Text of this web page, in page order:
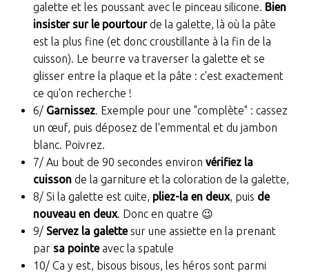
galette et les poussant avec le pinceau silicone. Bien
insister sur le pourtourde la galette, là où la pâte
est la plus fine (et donc croustillante à la fin de la
cuisson). Le beurre va traverser la galette et se
glisser entre la plaque et la pâte : c'est exactement
ce qu'on recherche !
6/ Garnissez. Exemple pour une "complète" : cassez
un œuf, puis déposez de l'emmental et du jambon
blanc. Poivrez.
7/ Au bout de 90 secondes environ vérifiez la
cuissonde la garniture et la coloration de la galette,
8/ Si la galette est cuite, pliez-la en deux, puis de
nouveau en deux. Donc en quatre 😉
9/ Servez la galettesur une assiette en la prenant
par sa pointeavec la spatule
10/ Ca y est, bisous bisous, les héros sont parmi